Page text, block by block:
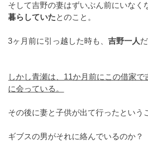
そして吉野の妻はずいぶん前にいなく
暮らしていたとのこと。
3ヶ月前に引っ越した時も、吉野一人
しかし青瀬は、11か月前にこの借家で
に会っている。
その後に妻と子供が出て行ったという
ギブスの男がそれに絡んでいるのか？